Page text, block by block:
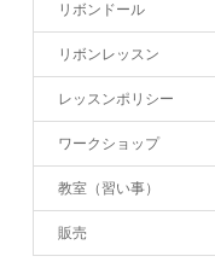
リボンドール
リボンレッスン
レッスンポリシー
ワークショップ
教室（習い事）
販売